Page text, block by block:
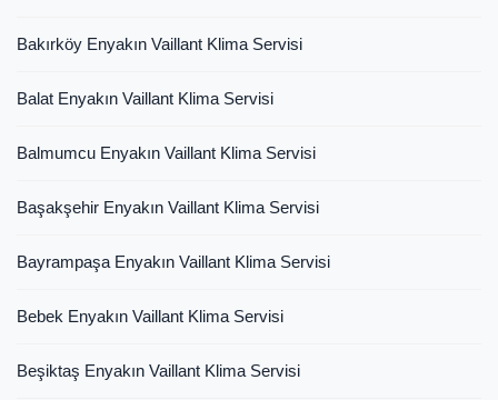
Bakırköy Enyakın Vaillant Klima Servisi
Balat Enyakın Vaillant Klima Servisi
Balmumcu Enyakın Vaillant Klima Servisi
Başakşehir Enyakın Vaillant Klima Servisi
Bayrampaşa Enyakın Vaillant Klima Servisi
Bebek Enyakın Vaillant Klima Servisi
Beşiktaş Enyakın Vaillant Klima Servisi